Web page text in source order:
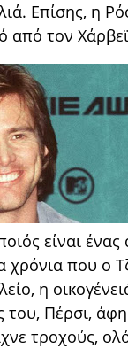
Επίσης, η
από τον
είναι ένας
που ο
η
Πέρσι,
τροχούς,